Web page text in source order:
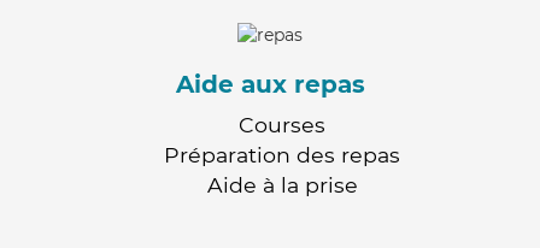
Aide aux repas
Courses
Préparation des repas
Aide à la prise